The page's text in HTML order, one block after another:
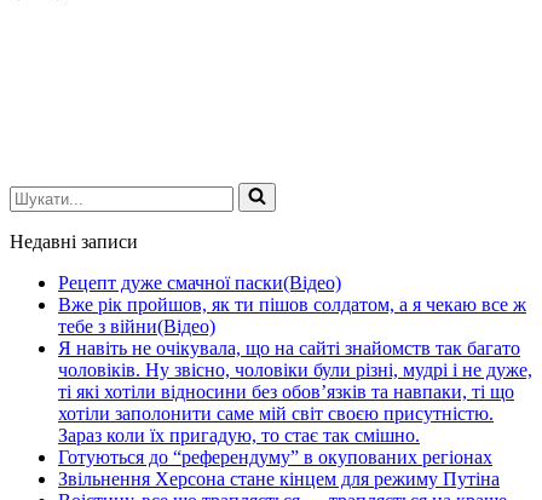
Шукати...
Недавні записи
Рецепт дуже смачної паски(Відео)
Вже рік пройшов, як ти пішов солдатом, а я чекаю все ж
тебе з війни(Відео)
Я навіть не очікувала, що на сайті знайомств так багато
чоловіків. Ну звісно, чоловіки були різні, мудрі і не дуже,
ті які хотіли відносини без обов’язків та навпаки, ті що
хотіли заполонити саме мій світ своєю присутністю.
Зараз коли їх пригадую, то стає так смішно.
Готуються до “референдуму” в окупованих регіонах
Звільнення Херсона стане кінцем для режиму Путіна